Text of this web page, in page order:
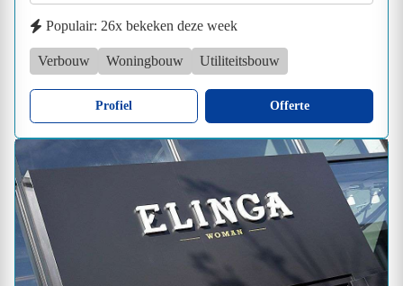
Populair: 26x bekeken deze week
Verbouw Woningbouw Utiliteitsbouw
Profiel Offerte